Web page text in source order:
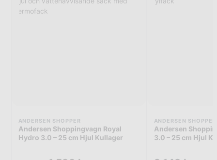
ANDERSEN SHOPPER
Andersen Shoppingvagn Royal
Hydro 3.0 – 25 cm Hjul Kullager
ANDERSEN SHOPPER
Andersen
3.0 – 25 cm Hjul